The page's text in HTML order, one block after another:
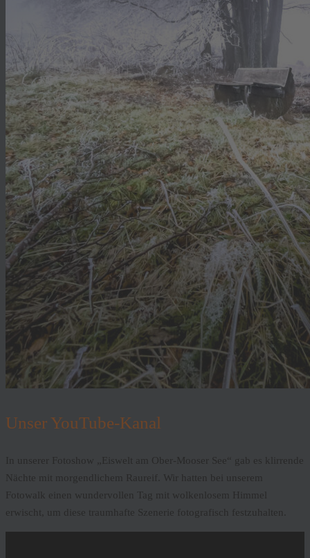
Unser YouTube-Kanal
In unserer Fotoshow „Eiswelt am Ober-Mooser See“ gab es klirrende
Nächte mit morgendlichem Raureif. Wir hatten bei unserem
Fotowalk einen wundervollen Tag mit wolkenlosem Himmel
erwischt, um diese traumhafte Szenerie fotografisch festzuhalten.